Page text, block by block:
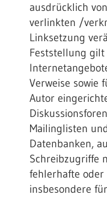
ausdrücklich
verlinkten /
Linksetzung
Feststellung
Verweise sowie
Autor
Mailinglisten
Datenbanken,
Schreibzugriffe
fehlerhafte
insbesondere